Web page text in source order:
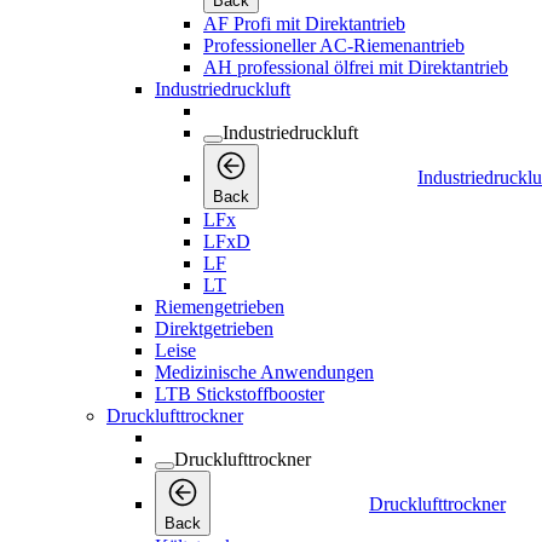
AF Profi mit Direktantrieb
Professioneller AC-Riemenantrieb
AH professional ölfrei mit Direktantrieb
Industriedruckluft
Industriedruckluft
Back
LFx
LFxD
LF
LT
Riemengetrieben
Direktgetrieben
Leise
Medizinische Anwendungen
LTB Stickstoffbooster
Drucklufttrockner
Drucklufttrockner
Back
Drucklufttrockner